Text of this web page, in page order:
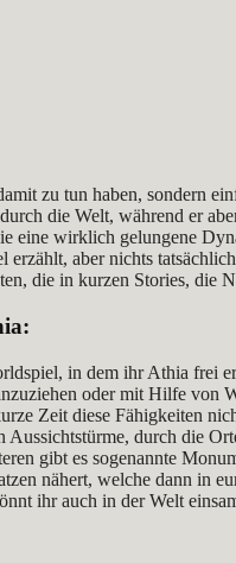
zu tun haben, sondern
die Welt, während er
eine wirklich gelungene
aber nichts
die in kurzen Stories, die
in dem ihr Athia frei
oder mit Hilfe
Zeit diese Fähigkeiten
durch die
gibt es sogenannte
nähert, welche dann in
ihr auch in der Welt